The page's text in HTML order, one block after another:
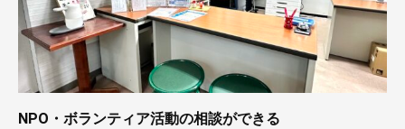
NPO・ボランティア活動の相談ができる